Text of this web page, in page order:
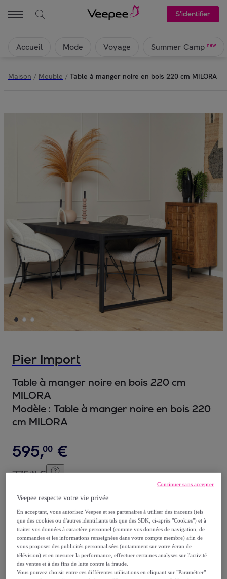
S'identifier
Accueil Mode Voyage Summer Camp new
Maison / Meuble / Table à manger noire en bois 220 cm MILORA
Pier Import
Table à manger noire en bois 220 cm
MILORA
Modèle : Table à manger noire en bois 220
cm MILORA
595,00 €
775,00 €
dontéco-part.: 3,14 €
Reprise possible de votre ancien produit,
voir les conditions.
Veepee respecte votre vie privée
En acceptant, vous autorisez Veepee et ses partenaires à utiliser des traceurs (tels
que des cookies ou d'autres identifiants tels que des SDK, ci-après "Cookies") et à
traiter vos données à caractère personnel (comme vos données de navigation, de
commandes et les informations renseignées dans votre compte membre) afin de
vous proposer des publicités personnalisées (notamment sur votre écran de
télévision) et en mesurer la performance, effectuer certaines analyses sur l'activité
des ventes et à des fins de lutte contre la fraude.
Vous pouvez choisir entre ces différentes utilisations en cliquant sur "Paramétrer"
Continuer sans accepter